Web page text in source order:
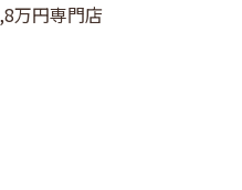
万円専門店